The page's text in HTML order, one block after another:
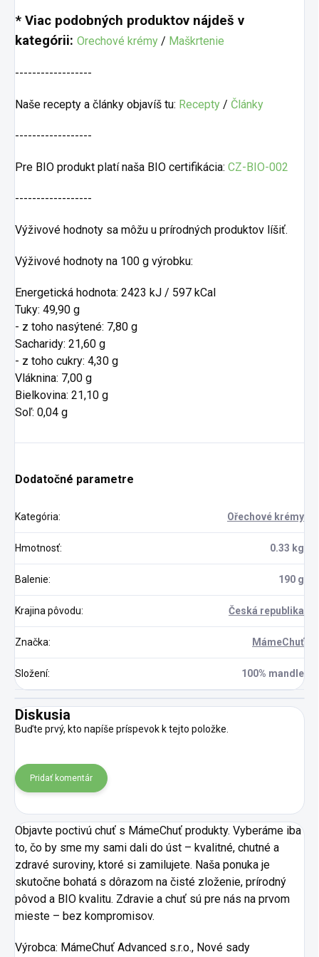
* Viac podobných produktov nájdeš v
kategórii: Orechové krémy / Maškrtenie
------------------
Naše recepty a články objavíš tu: Recepty / Články
------------------
Pre BIO produkt platí naša BIO certifikácia: CZ-BIO-002
------------------
Výživové hodnoty sa môžu u prírodných produktov líšiť.
Výživové hodnoty na 100 g výrobku:
Energetická hodnota: 2423 kJ / 597 kCal
Tuky: 49,90 g
- z toho nasýtené: 7,80 g
Sacharidy: 21,60 g
- z toho cukry: 4,30 g
Vláknina: 7,00 g
Bielkovina: 21,10 g
Soľ: 0,04 g
Dodatočné parametre
Kategória: Ořechové krémy
Hmotnosť: 0.33 kg
Balenie: 190 g
Krajina pôvodu: Česká republika
Značka: MámeChuť
Složení: 100% mandle
Diskusia
Buďte prvý, kto napíše príspevok k tejto položke.
Pridať komentár
Objavte poctivú chuť s MámeChuť produkty. Vyberáme iba
to, čo by sme my sami dali do úst – kvalitné, chutné a
zdravé suroviny, ktoré si zamilujete. Naša ponuka je
skutočne bohatá s dôrazom na čisté zloženie, prírodný
pôvod a BIO kvalitu. Zdravie a chuť sú pre nás na prvom
mieste – bez kompromisov.
Výrobca: MámeChuť Advanced s.r.o., Nové sady